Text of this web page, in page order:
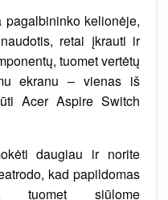
kelionėje,
retai įkrauti ir
tuomet vertėtų
ekranu – vienas iš
Acer Aspire Switch
daugiau ir norite
kad papildomas
tuomet siūlome